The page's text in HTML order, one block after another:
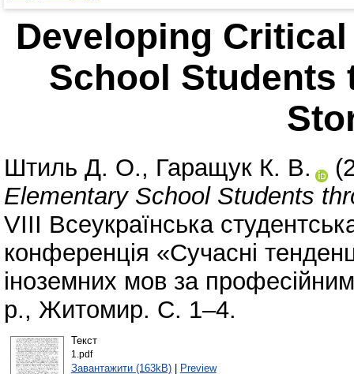
Developing
School Students
Штиль Д. О., Гаращук К. В.
Elementary School Students
VІІІ Всеукраїнська
конференція «Сучасні
іноземних мов за
р., Житомир. С. 1–4.
Текст
1.pdf
Завантажити (163kB)| Preview